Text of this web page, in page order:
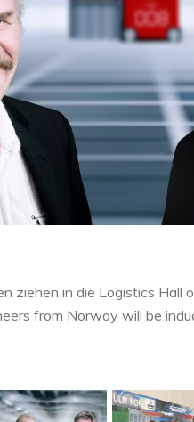
ziehen in die Logistics Hall
from Norway will be